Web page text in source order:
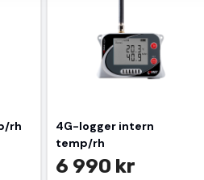
rh
4G-logger intern
temp/rh
6 990 kr